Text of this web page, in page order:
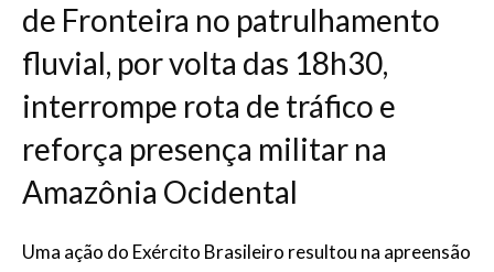
de Fronteira no patrulhamento
fluvial, por volta das 18h30,
interrompe rota de tráfico e
reforça presença militar na
Amazônia Ocidental
Uma ação do Exército Brasileiro resultou na apreensão